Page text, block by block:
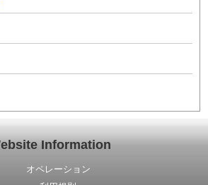
Information
オペレーション